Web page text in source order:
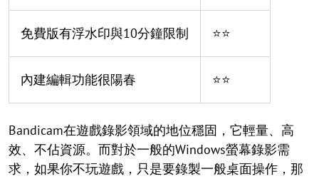
免費版有浮水印與10分鐘限制 ⭐⭐
內建編輯功能很陽春 ⭐⭐
Bandicam在遊戲錄影領域的地位穩固，它輕量、高
效、不佔資源。而對於一般的Windows螢幕錄影需
求，如果你不玩遊戲，只是要錄製一般桌面操作，那